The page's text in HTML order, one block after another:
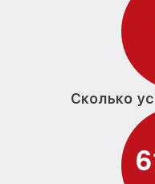
Сколько
6